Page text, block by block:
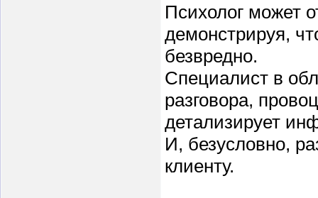
Психолог может
демонстрируя,
безвредно.
Специалист в
разговора,
детализирует
И, безусловно,
клиенту.